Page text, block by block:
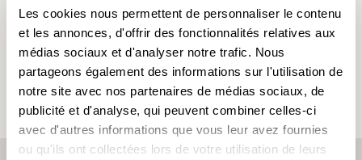
Les cookies nous permettent de personnaliser le contenu
et les annonces, d'offrir des fonctionnalités relatives aux
médias sociaux et d'analyser notre trafic. Nous
partageons également des informations sur l'utilisation de
notre site avec nos partenaires de médias sociaux, de
publicité et d'analyse, qui peuvent combiner celles-ci
avec d'autres informations que vous leur avez fournies
ou qu'ils ont collectées lors de votre utilisation de leurs
En cliquant sur un mot-clé, vous pouvez l'ajouter à
votre compte d'utilisateur et obtenir des contenus
adaptés à vos centres d'intérêt. Les mots-clés ne
peuvent être enregistrés que dans un compte